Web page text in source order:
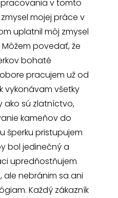
v tomto
mojej práce v
uplatnil môj zmysel
povedať, že
bohaté
pracujem už od
vykonávam všetky
ako sú zlatníctvo,
kameňov do
šperku pristupujem
bol jedinečný a
upredňostňujem
ale nebránim sa ani
Každý zákazník